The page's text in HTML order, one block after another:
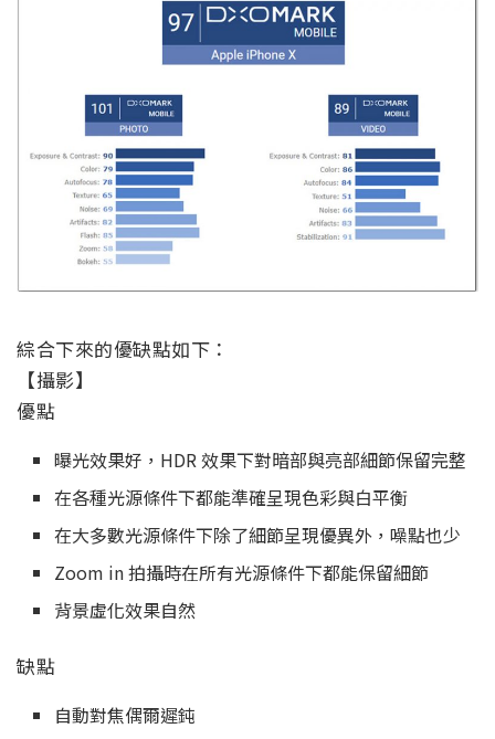
綜合下來的優缺點如下：
【攝影】
優點
曝光效果好，HDR 效果下對暗部與亮部細節保留完整
在各種光源條件下都能準確呈現色彩與白平衡
在大多數光源條件下除了細節呈現優異外，噪點也少
Zoom in 拍攝時在所有光源條件下都能保留細節
背景虛化效果自然
缺點
自動對焦偶爾遲鈍